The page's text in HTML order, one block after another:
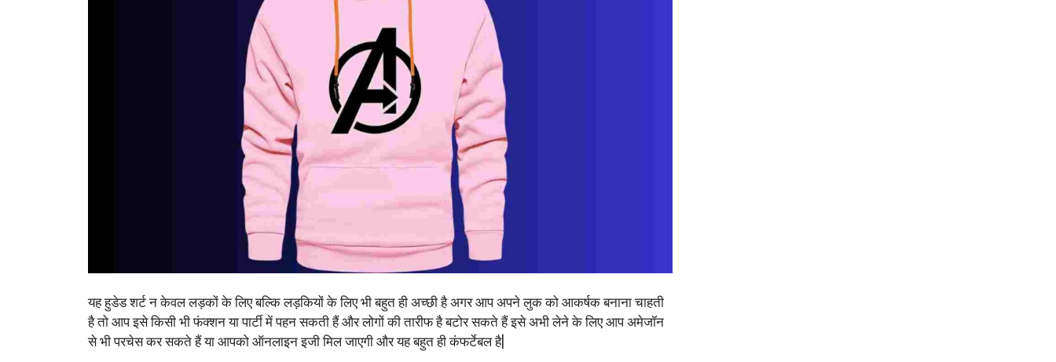
यह हुडेड शर्ट न केवल लड़कों के लिए बल्कि लड़कियों के लिए भी बहुत ही अच्छी है अगर आप अपने लुक को आकर्षक बनाना चाहती
है तो आप इसे किसी भी फंक्शन या पार्टी में पहन सकती हैं और लोगों की तारीफ है बटोर सकते हैं इसे अभी लेने के लिए आप अमेजॉन
से भी परचेस कर सकते हैं या आपको ऑनलाइन इजी मिल जाएगी और यह बहुत ही कंफर्टेबल है|